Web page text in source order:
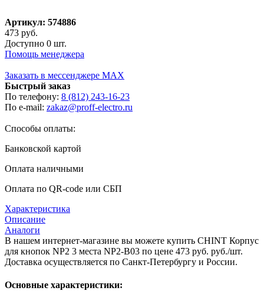
Артикул: 574886
473 руб.
Доступно 0 шт.
Помощь менеджера
Заказать в мессенджере MAX
Быстрый заказ
По телефону: 8 (812) 243-16-23
По e-mail: zakaz@proff-electro.ru
Способы оплаты:
Банковской картой
Оплата наличными
Оплата по QR-code или СБП
Характеристика
Описание
Аналоги
В нашем интернет-магазине вы можете купить CHINT Корпус
для кнопок NP2 3 места NP2-B03 по цене 473 руб. руб./шт.
Доставка осуществляется по Санкт-Петербургу и России.
Основные характеристики: